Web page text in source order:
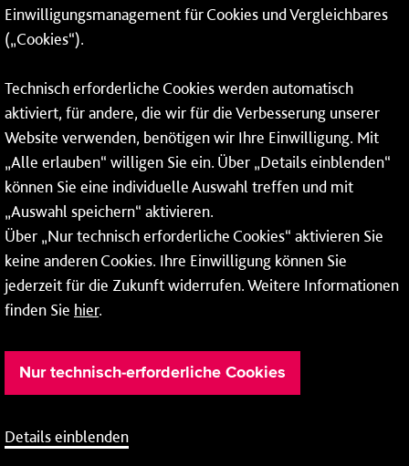
Netze
Rheinallee 41
55118 Mainz
Tel.:06131 - 12 78 78
Fax: 06131 - 12 78 77
Einwilligungsmanagement für Cookies und Vergleichbares
(„Cookies“).
Technisch erforderliche Cookies werden automatisch
aktiviert, für andere, die wir für die Verbesserung unserer
Website verwenden, benötigen wir Ihre Einwilligung. Mit
„Alle erlauben“ willigen Sie ein. Über „Details einblenden“
können Sie eine individuelle Auswahl treffen und mit
„Auswahl speichern“ aktivieren.
Über „Nur technisch erforderliche Cookies“ aktivieren Sie
keine anderen Cookies. Ihre Einwilligung können Sie
jederzeit für die Zukunft widerrufen. Weitere Informationen
finden Sie hier.
Nur technisch-erforderliche Cookies
Details einblenden